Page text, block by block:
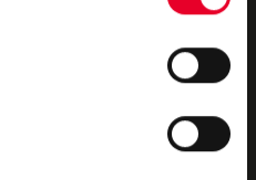
Oplossingen en producten